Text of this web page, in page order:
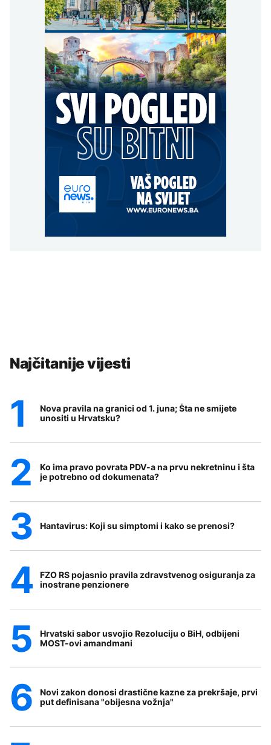
Najčitanije vijesti
Nova pravila na granici od 1. juna; Šta ne smijete
unositi u Hrvatsku?
Ko ima pravo povrata PDV-a na prvu nekretninu i šta
je potrebno od dokumenata?
Hantavirus: Koji su simptomi i kako se prenosi?
FZO RS pojasnio pravila zdravstvenog osiguranja za
inostrane penzionere
Hrvatski sabor usvojio Rezoluciju o BiH, odbijeni
MOST-ovi amandmani
Novi zakon donosi drastične kazne za prekršaje, prvi
put definisana "obijesna vožnja"